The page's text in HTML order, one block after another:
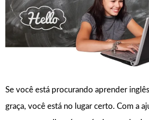
Se você está procurando aprender
graça, você está no lugar certo. Com a